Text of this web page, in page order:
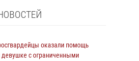
оказали помощь
с ограниченными